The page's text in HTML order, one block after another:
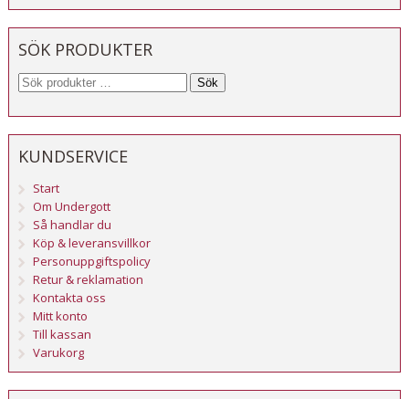
SÖK PRODUKTER
Sök
KUNDSERVICE
Start
Om Undergott
Så handlar du
Köp & leveransvillkor
Personuppgiftspolicy
Retur & reklamation
Kontakta oss
Mitt konto
Till kassan
Varukorg